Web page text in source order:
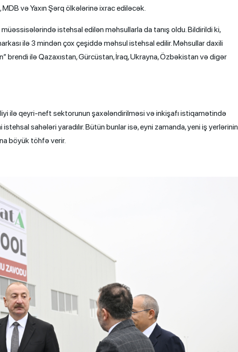
və Yaxın Şərq ölkələrinə ixrac ediləcək.
istehsal edilən məhsullarla da tanış oldu. Bildirildi ki,
ilə 3 mindən çox çeşiddə məhsul istehsal edilir. Məhsullar daxili
brendi ilə Qazaxıstan, Gürcüstan, İraq, Ukrayna, Özbəkistan və digər
ilə qeyri-neft sektorunun şaxələndirilməsi və inkişafı istiqamətində
sahələri yaradılır. Bütün bunlar isə, eyni zamanda, yeni iş yerlərinin
böyük töhfə verir.